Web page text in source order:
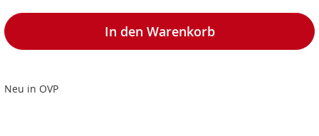
In den Warenkorb
Neu in OVP